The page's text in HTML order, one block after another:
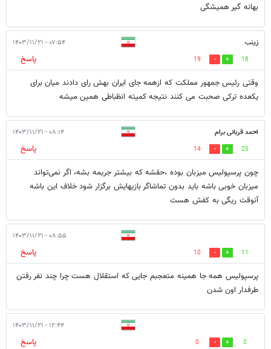
بهانه گیر همیشگی
زینب ۰۷:۵۴ - ۱۴۰۳/۱۱/۲۱
18
19
پاسخ
وقتی رئیس جمهور مملکت که ازهمه جای ایران بهش رای دادند میان برای
یکعده ترکی صحبت می کنند نتیجه کمیته انظباطی همین میشه
احمد قربانی برام ۰۸:۱۴ - ۱۴۰۳/۱۱/۲۱
25
14
پاسخ
چون پرسپولیس میزبان بوده ،حقشه که بیشتر جریمه بشه، اگر نمی‌تواند
میزبان خوبی باشه باید بدون تماشاگر بازیهایش برگزار شود خلاف این باشه
آنوقت ریگی به کفش هست
۰۸:۵۵ - ۱۴۰۳/۱۱/۲۱
11
10
پاسخ
پرسپولیس همه جا همینه متعجبم جایی که استقلال هست چرا چند نفر رفتن
طرفدار اون شدن
۱۲:۴۴ - ۱۴۰۳/۱۱/۲۱
0
0
پاسخ